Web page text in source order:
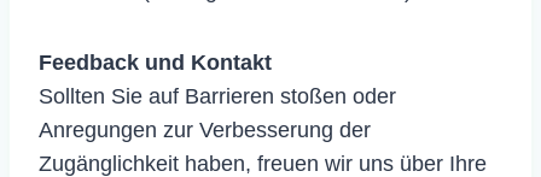
Feedback und Kontakt
Sollten Sie auf Barrieren stoßen oder
Anregungen zur Verbesserung der
Zugänglichkeit haben, freuen wir uns über Ihre